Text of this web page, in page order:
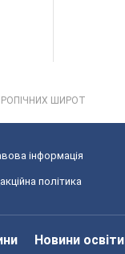
ШИРОТ
інформація
політика
Новини освіти